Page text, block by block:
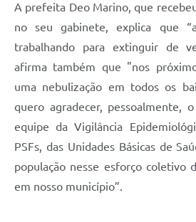
A prefeita Deo Marino, que
no seu gabinete, explica que
trabalhando para extinguir de
afirma também que "nos
uma nebulização em todos os
quero agradecer, pessoalmente,
equipe da Vigilância
PSFs, das Unidades Básicas de
população nesse esforço coletivo
em nosso município”.